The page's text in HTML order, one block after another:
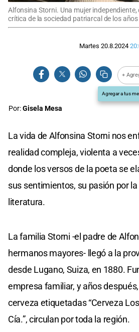
Alfonsina Storni. Una mujer
crítica de la sociedad patriarcal de los
Martes 20.8.2024
+
Agregar a tus
Por:Gisela Mesa
La vida de Alfonsina Storni nos
realidad compleja, violenta a
donde los versos de la poeta se
sus sentimientos, su pasión por
literatura.
La familia Storni -el padre de
hermanos mayores- llegó a la
desde Lugano, Suiza, en 1880.
empresa familiar, y años
cerveza etiquetadas “Cerveza
Cía.”, circulan por toda la región.